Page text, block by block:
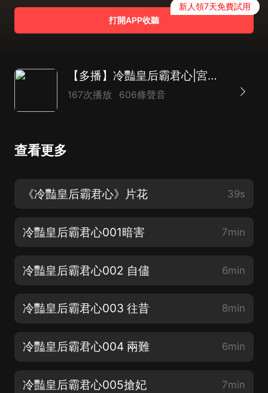
打開APP收聽
新人領7天免費試用
【多播】冷豔皇后霸君心|宮廷古言夢穿劇
167次播放 606條聲音
查看更多
《冷豔皇后霸君心》片花 39s
冷豔皇后霸君心001暗害 7min
冷豔皇后霸君心002 自儘 6min
冷豔皇后霸君心003 往昔 8min
冷豔皇后霸君心004 兩難 6min
冷豔皇后霸君心005搶妃 7min